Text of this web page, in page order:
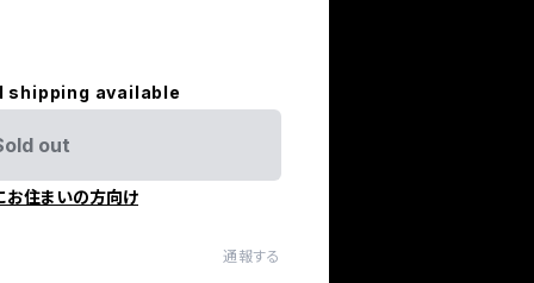
shipping available
out
お住まいの方向け
通報する